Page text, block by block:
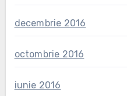
decembrie 2016
octombrie 2016
iunie 2016